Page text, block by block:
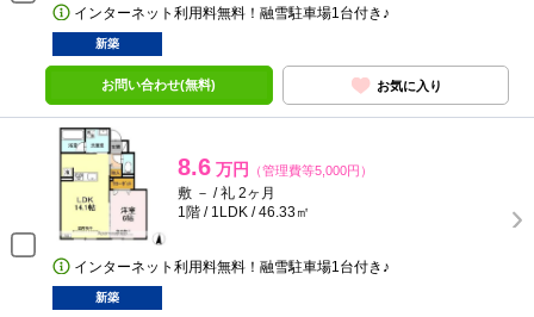
インターネット利用料無料！融雪駐車場1台付き♪
新築
お問い合わせ(無料) お気に入り
8.6 万円 （管理費等5,000円）
敷 － / 礼 2ヶ月
1階 / 1LDK / 46.33㎡
インターネット利用料無料！融雪駐車場1台付き♪
新築